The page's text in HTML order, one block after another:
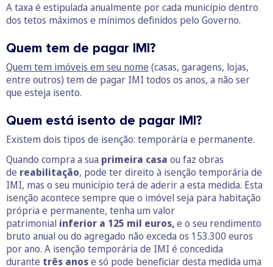
A taxa é estipulada anualmente por cada município dentro
dos tetos máximos e mínimos definidos pelo Governo.
Quem tem de pagar IMI?
Quem tem imóveis em seu nome (casas, garagens, lojas,
entre outros) tem de pagar IMI todos os anos, a não ser
que esteja isento.
Quem está isento de pagar IMI?
Existem dois tipos de isenção: temporária e permanente.
Quando compra a sua primeira casa ou faz obras
de reabilitação, pode ter direito à isenção temporária de
IMI, mas o seu município terá de aderir a esta medida. Esta
isenção acontece sempre que o imóvel seja para habitação
própria e permanente, tenha um valor
patrimonial inferior a 125 mil euros,e o seu rendimento
bruto anual ou do agregado não exceda os 153.300 euros
por ano. A isenção temporária de IMI é concedida
durante três anose só pode beneficiar desta medida uma